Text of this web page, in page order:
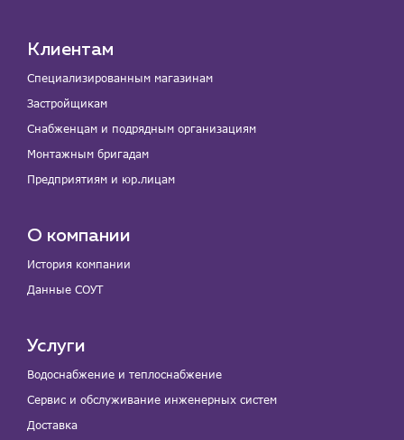
Клиентам
Специализированным магазинам
Застройщикам
Снабженцам и подрядным организациям
Монтажным бригадам
Предприятиям и юр.лицам
О компании
История компании
Данные СОУТ
Услуги
Водоснабжение и теплоснабжение
Сервис и обслуживание инженерных систем
Доставка